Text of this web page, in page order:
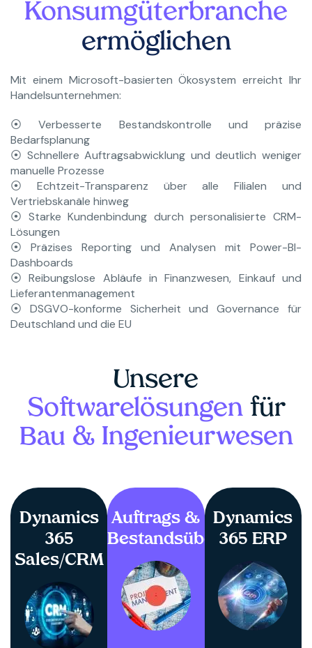
Konsumgüterbranche
ermöglichen
Mit einem Microsoft-basierten Ökosystem erreicht Ihr
Handelsunternehmen:
⦿ Verbesserte Bestandskontrolle und präzise
Bedarfsplanung
⦿ Schnellere Auftragsabwicklung und deutlich weniger
manuelle Prozesse
⦿ Echtzeit-Transparenz über alle Filialen und
Vertriebskanäle hinweg
⦿ Starke Kundenbindung durch personalisierte CRM-
Lösungen
⦿ Präzises Reporting und Analysen mit Power-BI-
Dashboards
⦿ Reibungslose Abläufe in Finanzwesen, Einkauf und
Lieferantenmanagement
⦿ DSGVO-konforme Sicherheit und Governance für
Deutschland und die EU
Unsere
Softwarelösungenfür
Bau & Ingenieurwesen
Dynamics
365
Sales/CRM
Auftrags &
Bestandsübersicht
Dynamics
365 ERP